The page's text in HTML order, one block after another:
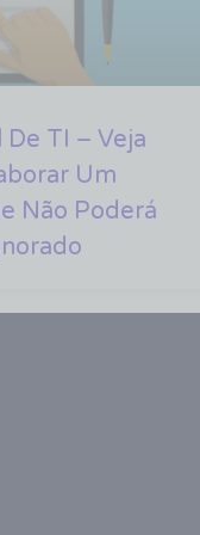
TI – Veja
Um
Não Poderá